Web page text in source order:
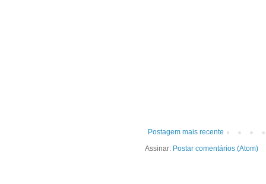
Postagem mais recente
Assinar: Postar comentários (Atom)